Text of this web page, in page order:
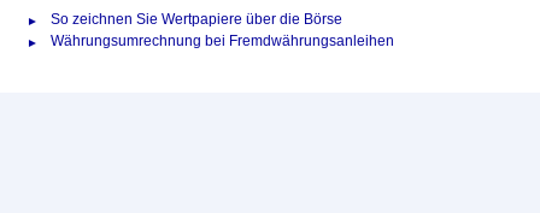
So zeichnen Sie Wertpapiere über die Börse
Währungsumrechnung bei Fremdwährungsanleihen